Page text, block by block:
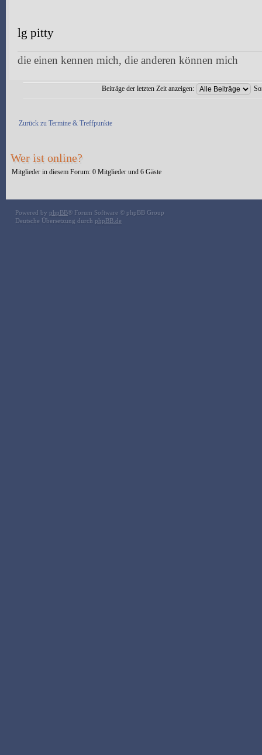
lg pitty
die einen kennen mich, die anderen können mich
Beiträge der letzten Zeit anzeigen:
Zurück zu Termine & Treffpunkte
Wer ist online?
Mitglieder in diesem Forum: 0 Mitglieder und 6 Gäste
Powered by phpBB® Forum Software © phpBB Group
Deutsche Übersetzung durch phpBB.de